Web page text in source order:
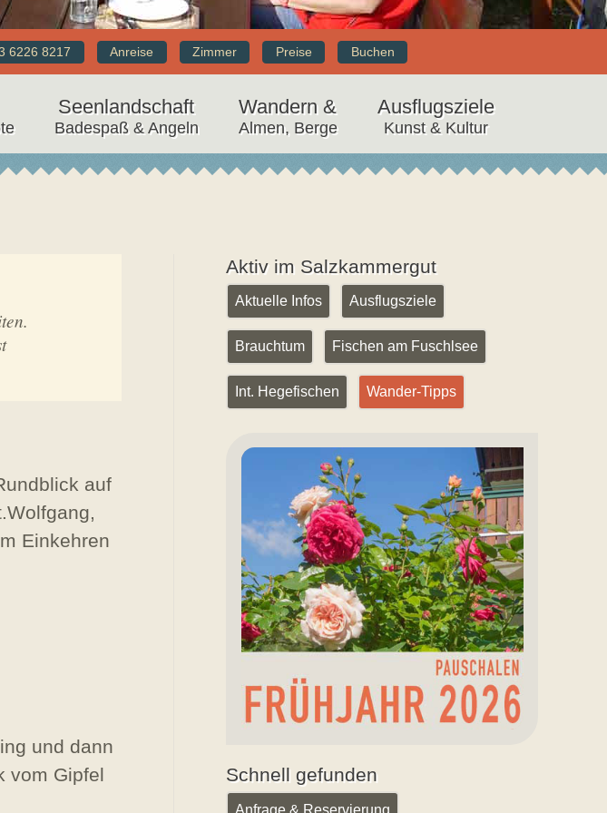
6226 8217 Anreise Zimmer Preise Buchen
Seenlandschaft
Badespaß & Angeln
Wandern &
Almen, Berge
Ausflugsziele
Kunst & Kultur
auf
Einkehren
und dann
vom Gipfel
Aktiv im Salzkammergut
Aktuelle Infos Ausflugsziele
Brauchtum Fischen am Fuschlsee
Int. Hegefischen Wander-Tipps
Aktuelles
Schnell gefunden
Anfrage & Reservierung